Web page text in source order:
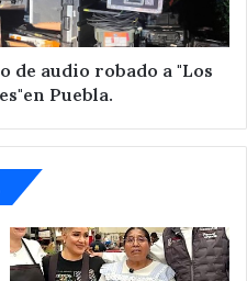
de audio robado a "Los
Puebla.